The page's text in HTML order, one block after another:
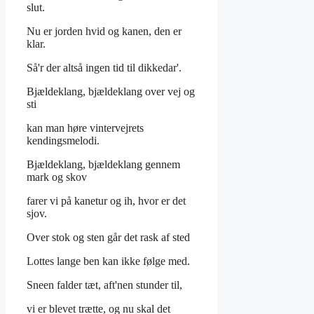
slut.
Nu er jorden hvid og kanen, den er
klar.
Så'r der altså ingen tid til dikkedar'.
Bjældeklang, bjældeklang over vej og
sti
kan man høre vintervejrets
kendingsmelodi.
Bjældeklang, bjældeklang gennem
mark og skov
farer vi på kanetur og ih, hvor er det
sjov.
Over stok og sten går det rask af sted
Lottes lange ben kan ikke følge med.
Sneen falder tæt, aft'nen stunder til,
vi er blevet trætte, og nu skal det